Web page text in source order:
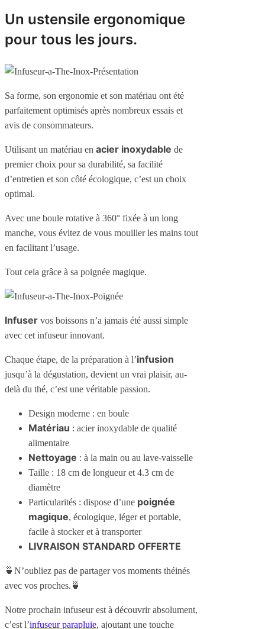
Un ustensile ergonomique
pour tous les jours.
Sa forme, son ergonomie et son matériau ont été
parfaitement optimisés après nombreux essais et
avis de consommateurs.
Utilisant un matériau en acier inoxydable de
premier choix pour sa durabilité, sa facilité
d’entretien et son côté écologique, c’est un choix
optimal.
Avec une boule rotative à 360° fixée à un long
manche, vous évitez de vous mouiller les mains tout
en facilitant l’usage.
Tout cela grâce à sa poignée magique.
Infuser vos boissons n’a jamais été aussi simple
avec cet infuseur innovant.
Chaque étape, de la préparation à l’infusion
jusqu’à la dégustation, devient un vrai plaisir, au-
delà du thé, c’est une véritable passion.
Design moderne : en boule
Matériau : acier inoxydable de qualité
alimentaire
Nettoyage : à la main ou au lave-vaisselle
Taille : 18 cm de longueur et 4.3 cm de
diamètre
Particularités : dispose d’une poignée
magique, écologique, léger et portable,
facile à stocker et à transporter
LIVRAISON STANDARD OFFERTE
🍵N’oubliez pas de partager vos moments théinés
avec vos proches.🍵
Notre prochain infuseur est à découvrir absolument,
c’est l’infuseur parapluie, ajoutant une touche